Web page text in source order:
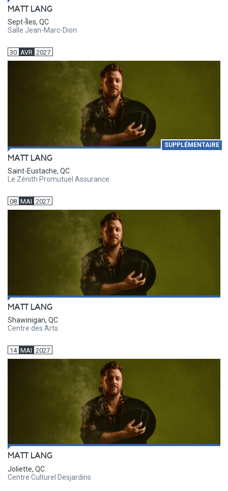
MATT LANG
Sept-Îles, QC
Salle Jean-Marc-Dion
30 AVR 2027
SUPPLÉMENTAIRE
MATT LANG
Saint-Eustache, QC
Le Zénith Promutuel Assurance
08 MAI 2027
MATT LANG
Shawinigan, QC
Centre des Arts
14 MAI 2027
MATT LANG
Joliette, QC
Centre Culturel Desjardins